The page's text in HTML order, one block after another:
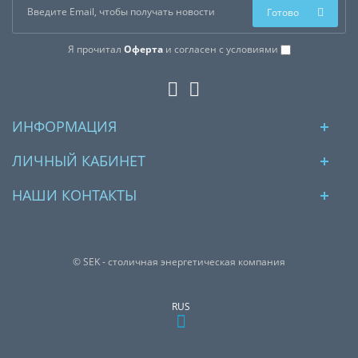
Я прочитал Офертаи согласен с условиями
Готово
ИНФОРМАЦИЯ
ЛИЧНЫЙ КАБИНЕТ
НАШИ КОНТАКТЫ
© SEK - столичная энергетическая компания
RUS